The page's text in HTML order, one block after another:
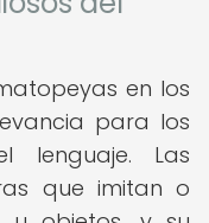
en los
para los
lenguaje. Las
que imitan o